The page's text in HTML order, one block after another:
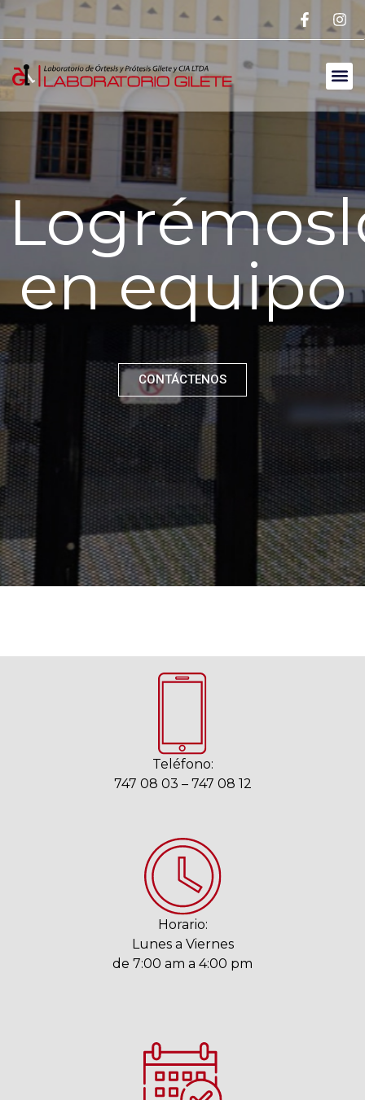
en equipo
CONTÁCTENOS
Teléfono:
747 08 03 – 747 08 12
Horario:
Lunes a Viernes
de 7:00 am a 4:00 pm